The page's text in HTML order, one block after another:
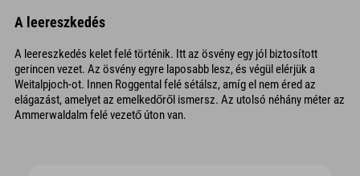
A leereszkedés
A leereszkedés kelet felé történik. Itt az ösvény egy jól biztosított
gerincen vezet. Az ösvény egyre laposabb lesz, és végül elérjük a
Weitalpjoch-ot. Innen Roggental felé sétálsz, amíg el nem éred az
elágazást, amelyet az emelkedőről ismersz. Az utolsó néhány méter az
Ammerwaldalm felé vezető úton van.